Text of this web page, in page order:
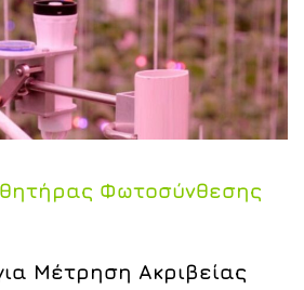
Φωτοσύνθεσης
Μέτρηση Ακριβείας